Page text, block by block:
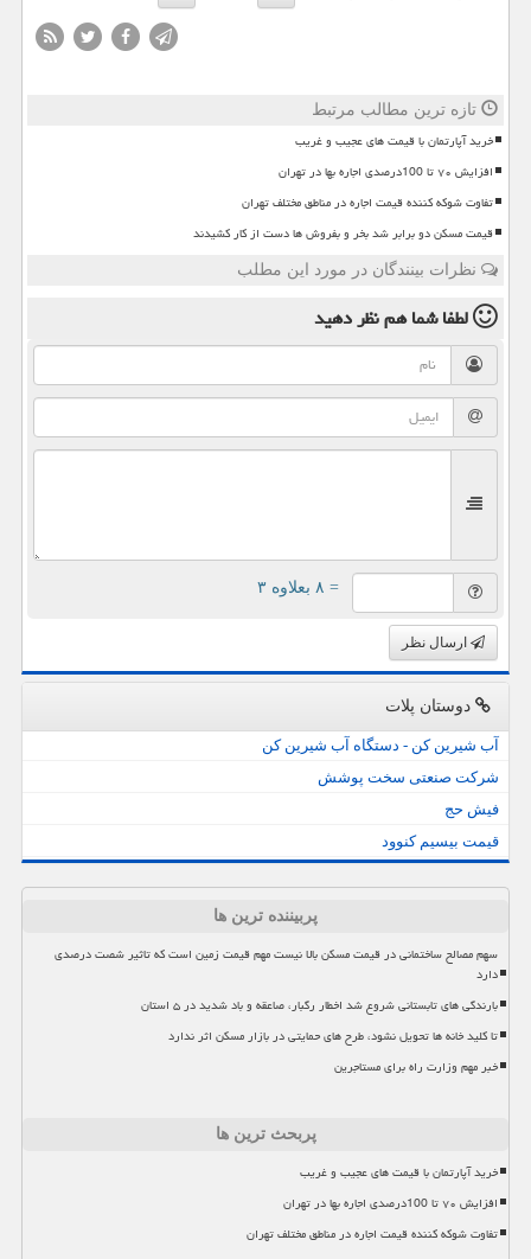
تازه ترین مطالب مرتبط
خرید آپارتمان با قیمت های عجیب و غریب
افزایش ۷۰ تا 100درصدی اجاره بها در تهران
تفاوت شوکه کننده قیمت اجاره در مناطق مختلف تهران
قیمت مسکن دو برابر شد بخر و بفروش ها دست از کار کشیدند
نظرات بینندگان در مورد این مطلب
لطفا شما همنظر دهید
= ۸ بعلاوه ۳
ارسال نظر
دوستان پلات
آب شیرین کن - دستگاه آب شیرین کن
شرکت صنعتی سخت پوشش
فیش حج
قیمت بیسیم کنوود
پربیننده ترین ها
سهم مصالح ساختمانی در قیمت مسکن بالا نیست مهم قیمت زمین است که تاثیر شصت درصدی
دارد
بارندگی های تابستانی شروع شد اخطار رگبار، صاعقه و باد شدید در ۵ استان
تا کلید خانه ها تحویل نشود، طرح های حمایتی در بازار مسکن اثر ندارد
خبر مهم وزارت راه برای مستاجرین
پربحث ترین ها
خرید آپارتمان با قیمت های عجیب و غریب
افزایش ۷۰ تا 100درصدی اجاره بها در تهران
تفاوت شوکه کننده قیمت اجاره در مناطق مختلف تهران